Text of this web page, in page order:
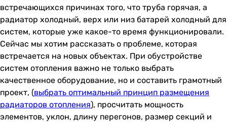
встречающихся причинах того, что труба горячая, а
радиатор холодный, верх или низ батарей холодный для
систем, которые уже какое-то время функционировали.
Сейчас мы хотим рассказать о проблеме, которая
встречается на новых объектах. При обустройстве
систем отопления важно не только выбрать
качественное оборудование, но и составить грамотный
проект, (выбрать оптимальный принцип размещения
радиаторов отопления), просчитать мощность
элементов, уклон, длину перегонов, размер секций и